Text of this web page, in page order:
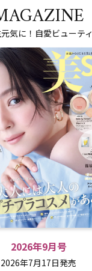
気に！自愛ビューティ
2026年9月号
2026年7月17日発売